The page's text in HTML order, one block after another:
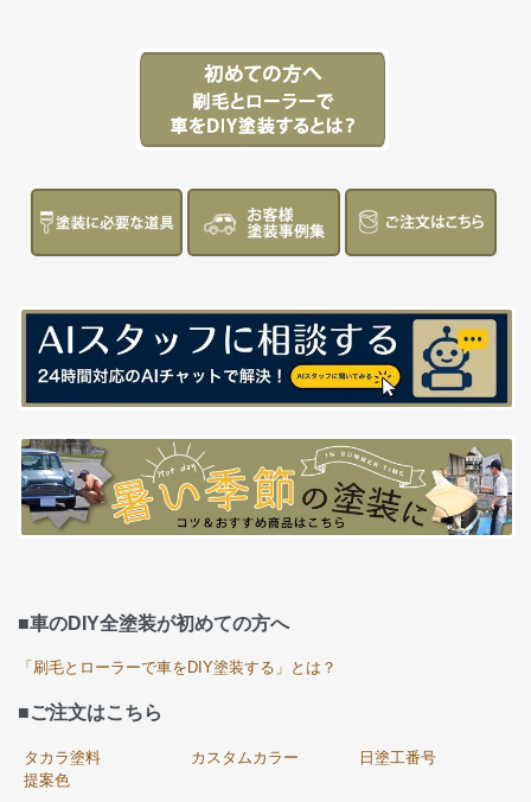
■車のDIY全塗装が初めての方へ
「刷毛とローラーで車をDIY塗装する」とは？
■ご注文はこちら
タカラ塗料
提案色
カスタムカラー 日塗工番号